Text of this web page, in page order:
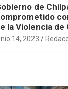
de
la Violencia de
14, 2023